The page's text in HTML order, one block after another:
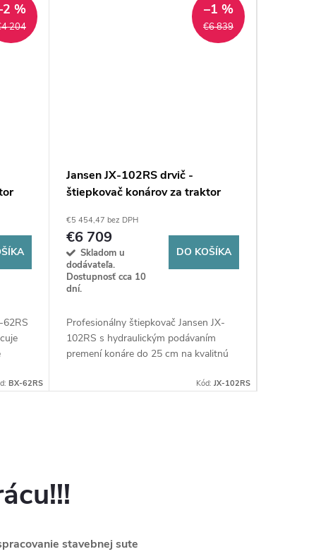
204
%
62RS
BX-62RS
€6 839
–1 %
Jansen JX-102RS drvič -
štiepkovač konárov za traktor
€5 454,47 bez DPH
€6 709
Skladom u
dodávateľa.
Dostupnosť cca 10
dní.
DO KOŠÍKA
Profesionálny štiepkovač Jansen JX-
102RS s hydraulickým podávaním
premení konáre do 25 cm na kvalitnú
Kód: JX-102RS
stavebnej sute